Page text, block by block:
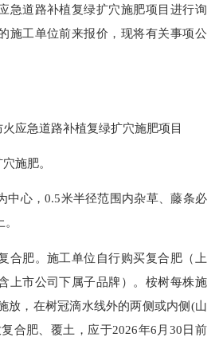
道路补植复绿扩穴施肥项目进行询
施工单位前来报价，现将有关事项公
急道路补植复绿扩穴施肥项目
施肥。
心，0.5米半径范围内杂草、藤条必
肥。施工单位自行购买复合肥（上
上市公司下属子品牌）。桉树每株施
放，在树冠滴水线外的两侧或内侧(山
合肥、覆土，应于2026年6月30日前